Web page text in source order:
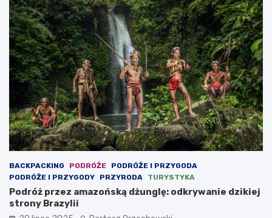
BACKPACKING PODRÓŻE
PODRÓŻE I PRZYGODA
PODRÓŻE I PRZYGODY
PRZYRODA TURYSTYKA
Podróż przez amazońską dżunglę: odkrywanie dzikiej
strony Brazylii